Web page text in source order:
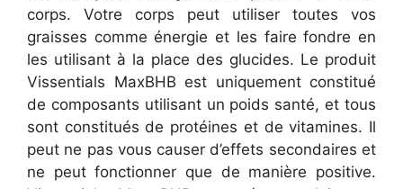
corps. Votre corps peut utiliser toutes vos
graisses comme énergie et les faire fondre en
les utilisant à la place des glucides. Le produit
Vissentials MaxBHB est uniquement constitué
de composants utilisant un poids santé, et tous
sont constitués de protéines et de vitamines. Il
peut ne pas vous causer d’effets secondaires et
ne peut fonctionner que de manière positive.